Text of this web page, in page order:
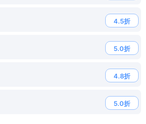
4.5折
5.0折
4.8折
5.0折